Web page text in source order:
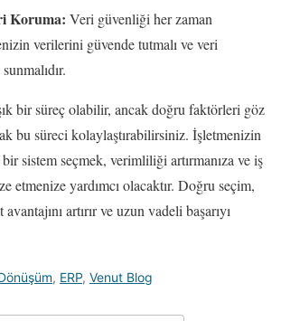
Koruma: Veri güvenliği her zaman
verilerini güvende tutmalı ve veri
bir süreç olabilir, ancak doğru faktörleri göz
bu süreci kolaylaştırabilirsiniz. İşletmenizin
sistem seçmek, verimliliği artırmanıza ve iş
etmenize yardımcı olacaktır. Doğru seçim,
artırır ve uzun vadeli başarıyı
, ERP, Venut Blog